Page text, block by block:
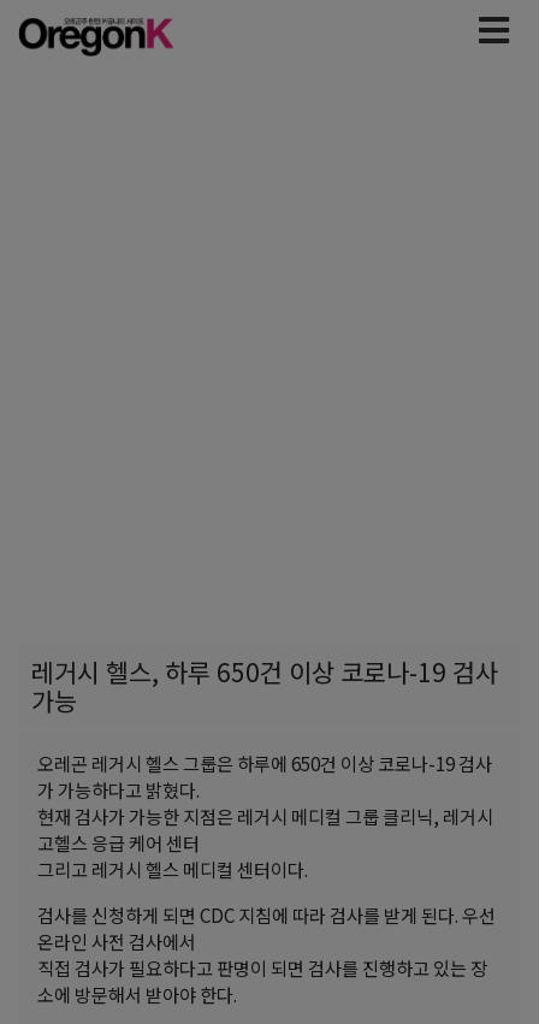
레거시 헬스, 하루 650건 이상 코로나-19 검사
가능
오레곤 레거시 헬스 그룹은 하루에 650건 이상 코로나-19 검사
가 가능하다고 밝혔다.
현재 검사가 가능한 지점은 레거시 메디컬 그룹 클리닉, 레거시
고헬스 응급 케어 센터
그리고 레거시 헬스 메디컬 센터이다.
검사를 신청하게 되면 CDC 지침에 따라 검사를 받게 된다. 우선
온라인 사전 검사에서
직접 검사가 필요하다고 판명이 되면 검사를 진행하고 있는 장
소에 방문해서 받아야 한다.